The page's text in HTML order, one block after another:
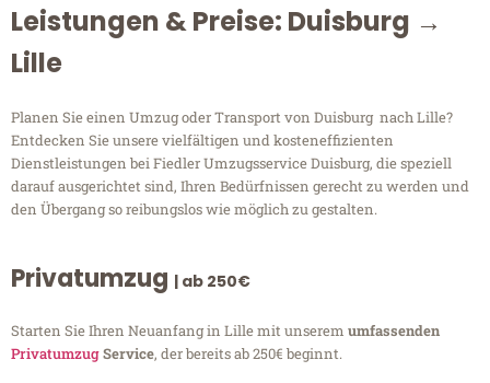
Leistungen & Preise: Duisburg →
Lille
Planen Sie einen Umzug oder Transport von Duisburg nach Lille?
Entdecken Sie unsere vielfältigen und kosteneffizienten
Dienstleistungen bei Fiedler Umzugsservice Duisburg, die speziell
darauf ausgerichtet sind, Ihren Bedürfnissen gerecht zu werden und
den Übergang so reibungslos wie möglich zu gestalten.
Privatumzug | ab 250€
Starten Sie Ihren Neuanfang in Lille mit unserem umfassenden
PrivatumzugService, der bereits ab 250€ beginnt.